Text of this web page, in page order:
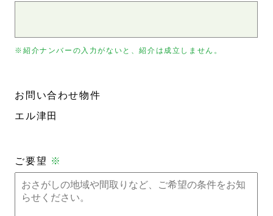
※紹介ナンバーの入力がないと、紹介は成立しません。
お問い合わせ物件
エル津田
ご要望 ※